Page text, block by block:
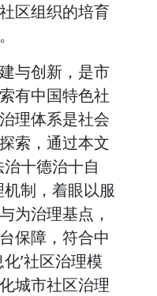
区组织的培育
与创新，是市
有中国特色社
理体系是社会
索，通过本文
十德治十自
制，着眼以服
为治理基点，
保障，符合中
’社区治理模
城市社区治理